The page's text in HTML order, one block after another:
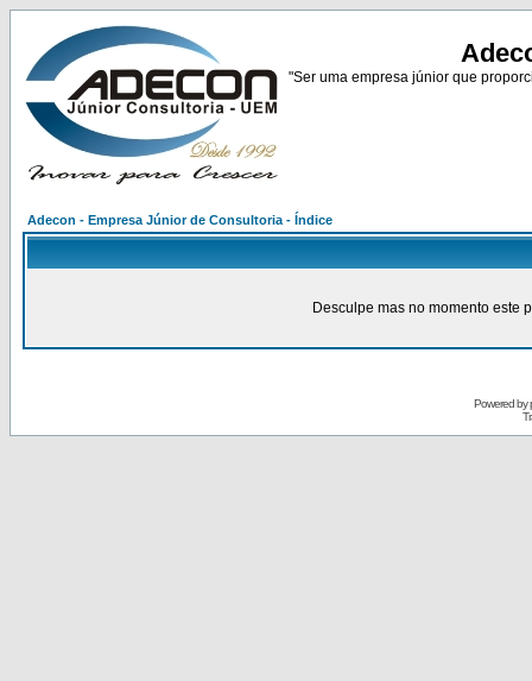
"Ser uma empresa júnior que
Adecon - Empresa Júnior de Consultoria - Índice
Desculpe mas no momento este
Powered by